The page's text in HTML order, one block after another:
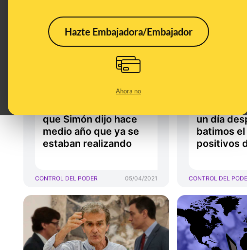
Hazte Embajadora/Embajador
Ahora no
Sanidad reconoce que
no ha hecho ninguna
sobre la gestión de la
que Simón dijo hace
medio año que ya se
estaban realizando
CONTROL DEL PODER 05/04/2021
Cuando
Simón
de
la curva
un día
batimos
positivos
CONTROL DEL